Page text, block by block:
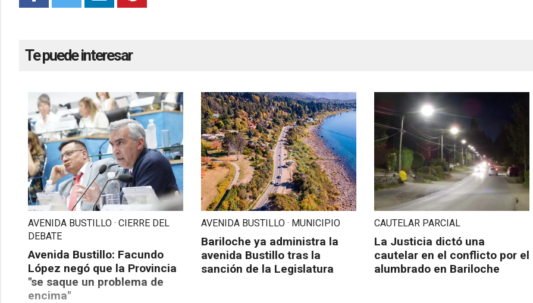
Te puede interesar
AVENIDA BUSTILLO · CIERRE DEL
DEBATE
Avenida Bustillo: Facundo
López negó que la Provincia
"se saque un problema de
encima"
AVENIDA BUSTILLO · MUNICIPIO
Bariloche ya administra la
avenida Bustillo tras la
sanción de la Legislatura
CAUTELAR PARCIAL
La Justicia dictó una
cautelar en el conflicto por el
alumbrado en Bariloche